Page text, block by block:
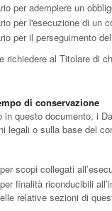
per adempiere un
per l'esecuzione di un
per il perseguimento
richiedere al Titolare di
di conservazione
questo documento, i
legali o sulla base del
scopi collegati
finalità riconducibili
relative sezioni di